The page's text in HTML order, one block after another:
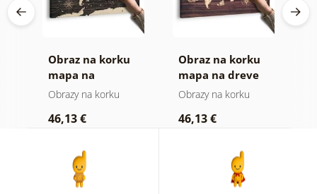
Obraz na korku
mapa na
drevenom pozadí
Obrazy na korku
46,13 €
Obraz na korku
mapa na dreve
Obrazy na korku
46,13 €